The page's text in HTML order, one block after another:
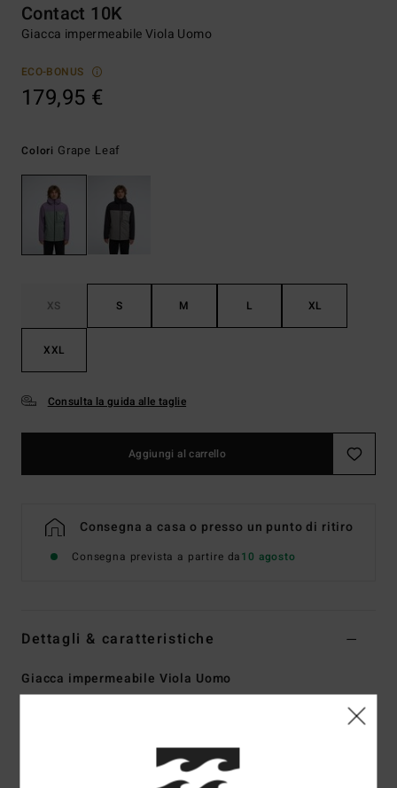
Contact 10K
Giacca impermeabile Viola Uomo
ECO-BONUS
179,95 €
Colori Grape Leaf
XS S M L XL
XXL
Consulta la guida alle taglie
Aggiungi al carrello
Consegna a casa o presso un punto di ritiro
Consegna prevista a partire da10 agosto
Dettagli & caratteristiche
Giacca impermeabile Viola Uomo